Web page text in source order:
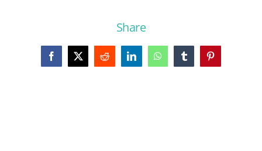
Share
Facebook
X Reddit LinkedInWhatsAppTumblrPinterest